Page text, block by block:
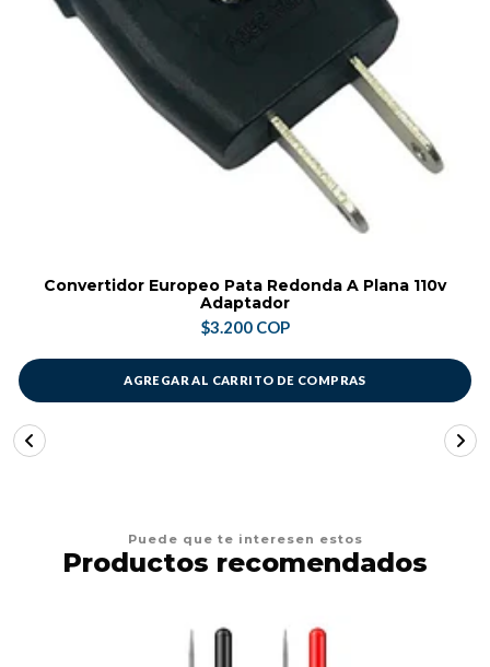
Convertidor Europeo Pata Redonda A Plana 110v
Adaptador
$3.200 COP
AGREGAR AL CARRITO DE COMPRAS
Puede que te interesen estos
Productos recomendados